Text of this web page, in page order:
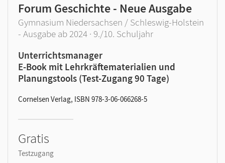
Forum Geschichte - Neue Ausgabe
Gymnasium Niedersachsen / Schleswig-Holstein
- Ausgabe ab 2024 · 9./10. Schuljahr
Unterrichtsmanager
E-Book mit Lehrkräftematerialien und
Planungstools (Test-Zugang 90 Tage)
Cornelsen Verlag, ISBN 978-3-06-066268-5
Gratis
Testzugang